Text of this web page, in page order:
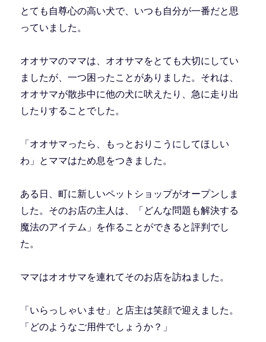
とても自尊心の高い犬で、いつも自分が一番だと思
っていました。
オオサマのママは、オオサマをとても大切にしてい
ましたが、一つ困ったことがありました。それは、
オオサマが散歩中に他の犬に吠えたり、急に走り出
したりすることでした。
「オオサマったら、もっとおりこうにしてほしい
わ」とママはため息をつきました。
ある日、町に新しいペットショップがオープンしま
した。そのお店の主人は、「どんな問題も解決する
魔法のアイテム」を作ることができると評判でし
た。
ママはオオサマを連れてそのお店を訪ねました。
「いらっしゃいませ」と店主は笑顔で迎えました。
「どのようなご用件でしょうか？」